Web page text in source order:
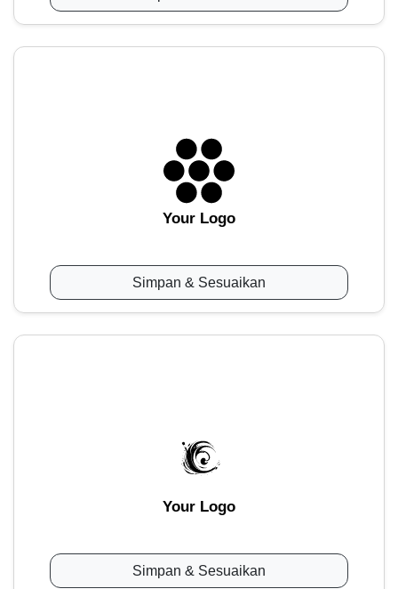
Your Logo
Simpan & Sesuaikan
Your Logo
Simpan & Sesuaikan